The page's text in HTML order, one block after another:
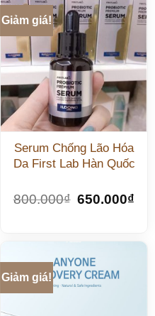
Giảm giá!
Serum Chống Lão Hóa
Da First Lab Hàn Quốc
800.000₫ 650.000₫
Giảm giá!